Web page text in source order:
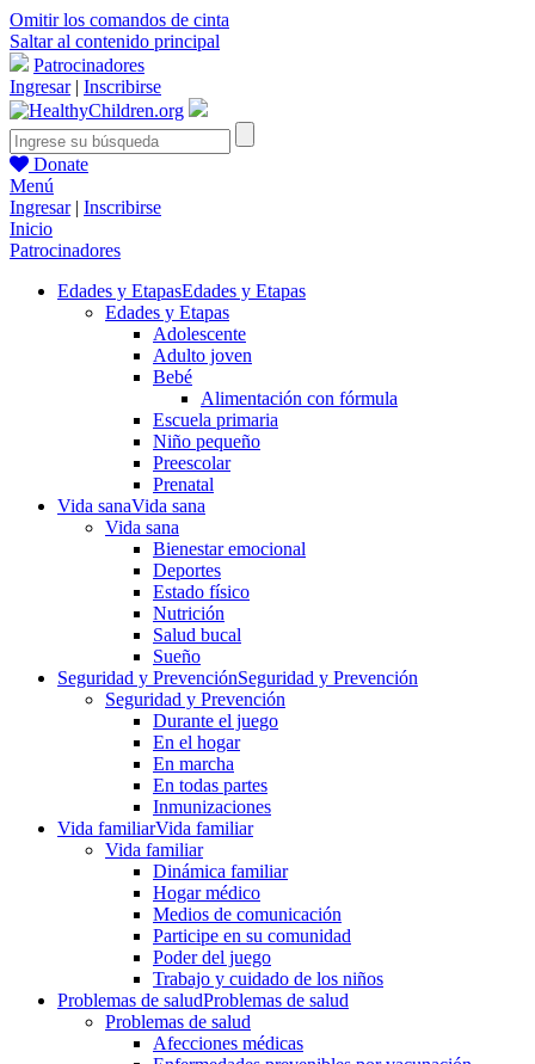
Omitir los comandos de cinta
Saltar al contenido principal
Patrocinadores
Ingresar| Inscribirse
Donate
Menú
Ingresar| Inscribirse
Inicio
Patrocinadores
Edades y EtapasEdades y Etapas
Edades y Etapas
Adolescente
Adulto joven
Bebé
Alimentación con fórmula
Escuela primaria
Niño pequeño
Preescolar
Prenatal
Vida sanaVida sana
Vida sana
Bienestar emocional
Deportes
Estado físico
Nutrición
Salud bucal
Sueño
Seguridad y PrevenciónSeguridad y Prevención
Seguridad y Prevención
Durante el juego
En el hogar
En marcha
En todas partes
Inmunizaciones
Vida familiarVida familiar
Vida familiar
Dinámica familiar
Hogar médico
Medios de comunicación
Participe en su comunidad
Poder del juego
Trabajo y cuidado de los niños
Problemas de saludProblemas de salud
Problemas de salud
Afecciones médicas